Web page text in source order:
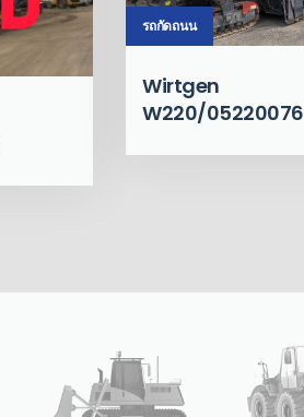
รถกัดถนน
Wirtgen
W220/05220076